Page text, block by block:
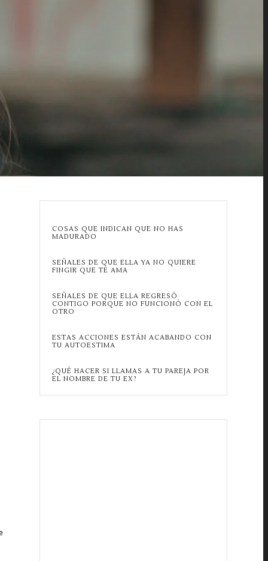
COSAS QUE INDICAN QUE NO HAS
MADURADO
SEÑALES DE QUE ELLA YA NO QUIERE
FINGIR QUE TE AMA
SEÑALES DE QUE ELLA REGRESÓ
CONTIGO PORQUE NO FUNCIONÓ CON EL
OTRO
ESTAS ACCIONES ESTÁN ACABANDO CON
TU AUTOESTIMA
¿QUÉ HACER SI LLAMAS A TU PAREJA POR
EL NOMBRE DE TU EX?